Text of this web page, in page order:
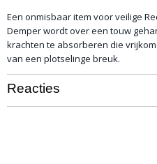
Een onmisbaar item voor veilige
Demper wordt over een touw
krachten te absorberen die
van een plotselinge breuk.
Reacties